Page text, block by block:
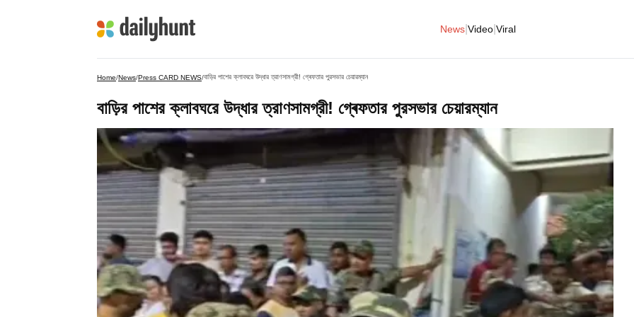
News Video Viral
Home/News/Press CARD NEWS/বাড়ির পাশের ক্লাবঘরে উদ্ধার ত্রাণসামগ্রী! গ্ৰেফতার পুরসভার চেয়ারম্যান
বাড়ির পাশের ক্লাবঘরে উদ্ধার ত্রাণসামগ্রী! গ্ৰেফতার পুরসভার চেয়ারম্যান